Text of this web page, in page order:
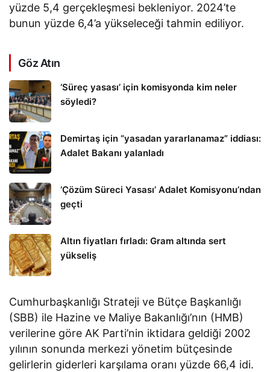
yüzde 5,4 gerçekleşmesi bekleniyor. 2024’te
bunun yüzde 6,4’a yükseleceği tahmin ediliyor.
Göz Atın
‘Süreç yasası’ için komisyonda kim neler
söyledi?
Demirtaş için “yasadan yararlanamaz” iddiası:
Adalet Bakanı yalanladı
‘Çözüm Süreci Yasası’ Adalet Komisyonu’ndan
geçti
Altın fiyatları fırladı: Gram altında sert
yükseliş
Cumhurbaşkanlığı Strateji ve Bütçe Başkanlığı
(SBB) ile Hazine ve Maliye Bakanlığı’nın (HMB)
verilerine göre AK Parti’nin iktidara geldiği 2002
yılının sonunda merkezi yönetim bütçesinde
gelirlerin giderleri karşılama oranı yüzde 66,4 idi.